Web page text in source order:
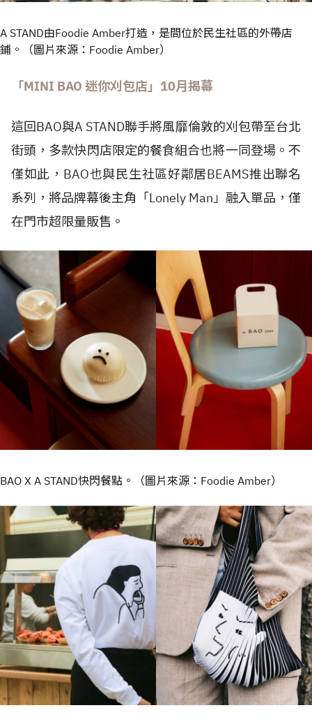
A STAND由Foodie Amber打造，是間位於民生社區的外帶店
鋪。（圖片來源：Foodie Amber）
「MINI BAO 迷你刈包店」10月揭幕
這回BAO與A STAND聯手將風靡倫敦的刈包帶至台北
街頭，多款快閃店限定的餐食組合也將一同登場。不
僅如此，BAO也與民生社區好鄰居BEAMS推出聯名
系列，將品牌幕後主角「Lonely Man」融入單品，僅
在門市超限量販售。
BAO X A STAND快閃餐點。（圖片來源：Foodie Amber）